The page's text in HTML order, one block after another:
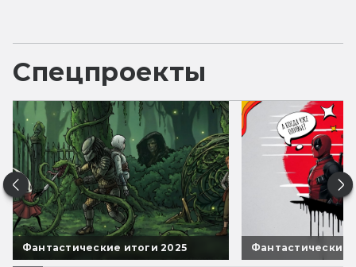
Спецпроекты
Фантастические итоги 2025 Фантастические